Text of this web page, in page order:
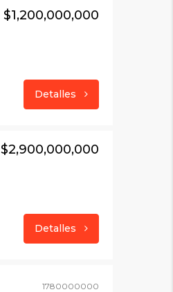
$1,200,000,000
Detalles
$2,900,000,000
Detalles
1780000000